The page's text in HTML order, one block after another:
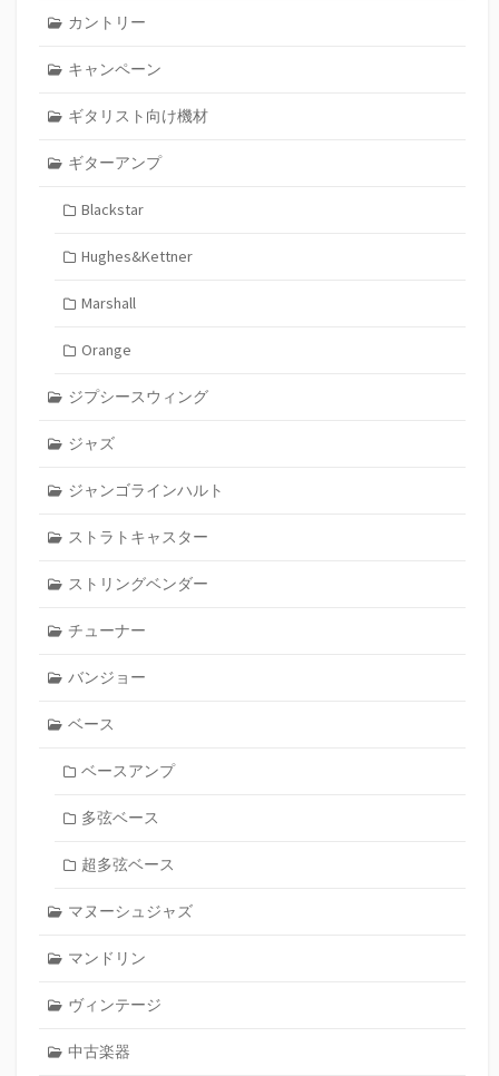
カントリー
キャンペーン
ギタリスト向け機材
ギターアンプ
Blackstar
Hughes&Kettner
Marshall
Orange
ジプシースウィング
ジャズ
ジャンゴラインハルト
ストラトキャスター
ストリングベンダー
チューナー
バンジョー
ベース
ベースアンプ
多弦ベース
超多弦ベース
マヌーシュジャズ
マンドリン
ヴィンテージ
中古楽器